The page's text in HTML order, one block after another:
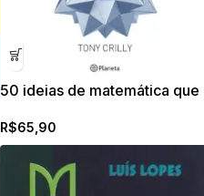
50 ideias de matemática que
R$65,90